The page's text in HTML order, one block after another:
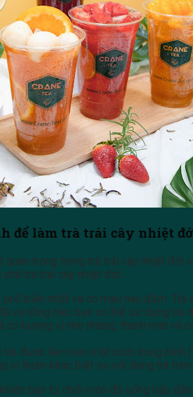
để làm trà trái cây nhiệt
quan trọng trong trà trái cây nhiệt
trà trái cây nhiệt đới.
biến nhất và có màu nâu đậm.
và nồng nàn, bạn có thể sử dụng trà
có hương vị nhẹ nhàng, thanh mát và
được lên men một cách trung bình
vị thơm khác biệt so với dòng trà
bạn từ chối món đồ uống hấp